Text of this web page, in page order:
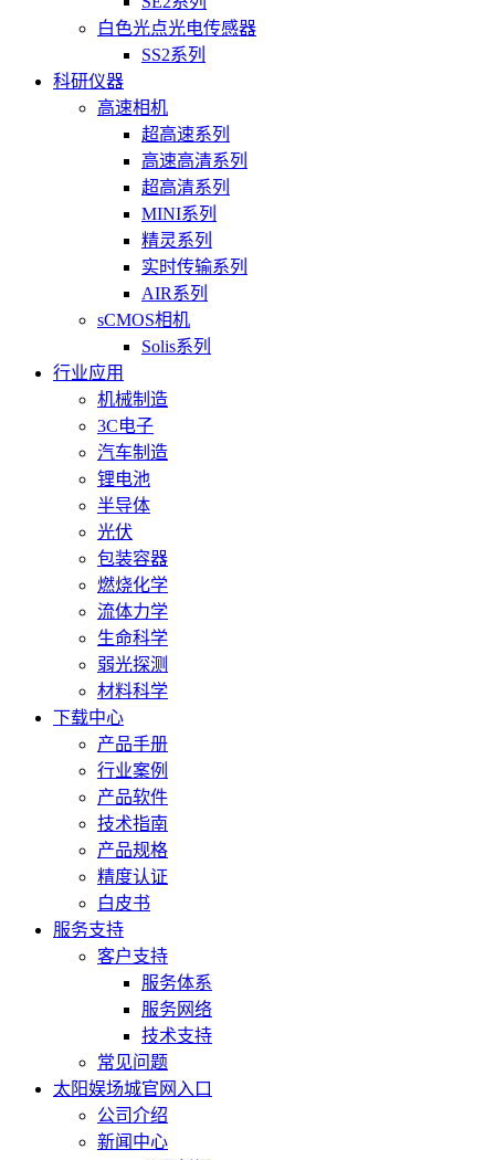
白色光点光电传感器
SS2系列
科研仪器
高速相机
超高速系列
高速高清系列
超高清系列
MINI系列
精灵系列
实时传输系列
AIR系列
sCMOS相机
Solis系列
行业应用
机械制造
3C电子
汽车制造
锂电池
半导体
光伏
包装容器
燃烧化学
流体力学
生命科学
弱光探测
材料科学
下载中心
产品手册
行业案例
产品软件
技术指南
产品规格
精度认证
白皮书
服务支持
客户支持
服务体系
服务网络
技术支持
常见问题
太阳娱场城官网入口
公司介绍
新闻中心